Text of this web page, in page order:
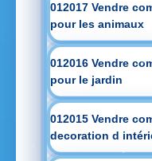
012017 Vendre
pour les animaux
012016 Vendre
pour le jardin
012015 Vendre
decoration d